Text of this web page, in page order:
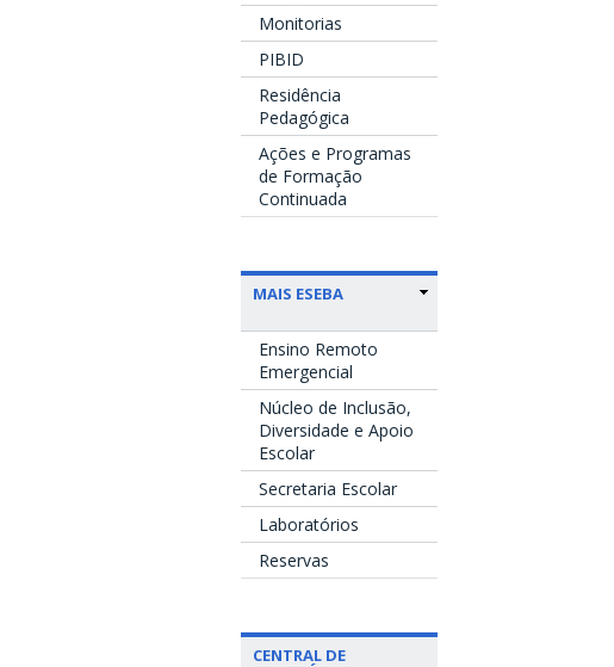
Monitorias
PIBID
Residência
Pedagógica
Ações e Programas
de Formação
Continuada
MAIS ESEBA
Ensino Remoto
Emergencial
Núcleo de Inclusão,
Diversidade e Apoio
Escolar
Secretaria Escolar
Laboratórios
Reservas
CENTRAL DE